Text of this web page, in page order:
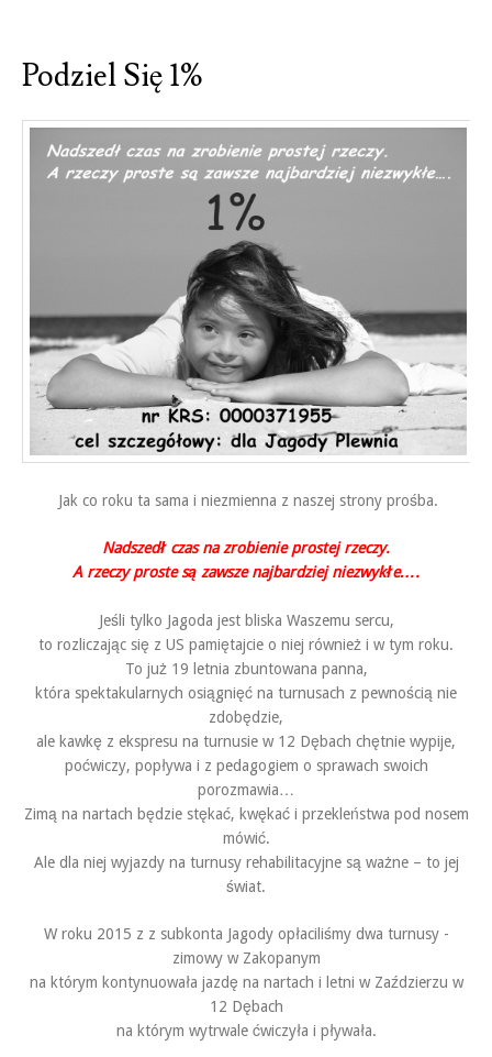
Podziel Się 1%
Jak co roku ta sama i niezmienna z naszej strony prośba.
Nadszedł czas na zrobienie prostej rzeczy.
A rzeczy proste są zawsze najbardziej niezwykłe….
Jeśli tylko Jagoda jest bliska Waszemu sercu,
to rozliczając się z US pamiętajcie o niej również i w tym roku.
To już 19 letnia zbuntowana panna,
która spektakularnych osiągnięć na turnusach z pewnością nie
zdobędzie,
ale kawkę z ekspresu na turnusie w 12 Dębach chętnie wypije,
poćwiczy, popływa i z pedagogiem o sprawach swoich
porozmawia…
Zimą na nartach będzie stękać, kwękać i przekleństwa pod nosem
mówić.
Ale dla niej wyjazdy na turnusy rehabilitacyjne są ważne – to jej
świat.
W roku 2015 z z subkonta Jagody opłaciliśmy dwa turnusy -
zimowy w Zakopanym
na którym kontynuowała jazdę na nartach i letni w Zaździerzu w
12 Dębach
na którym wytrwale ćwiczyła i pływała.